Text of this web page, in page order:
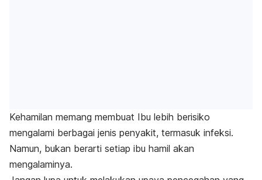
Kehamilan memang membuat Ibu lebih berisiko
mengalami berbagai jenis penyakit, termasuk infeksi.
Namun, bukan berarti setiap ibu hamil akan
mengalaminya.